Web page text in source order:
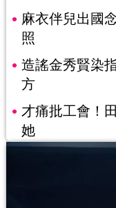
麻衣伴兒出國
照
造謠金秀賢染
方
才痛批工會！
她